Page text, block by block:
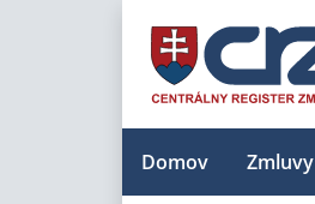
Domov Zmluvy